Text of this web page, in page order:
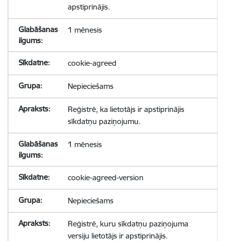
apstiprinājis.
1 mēnesis
cookie-agreed
Nepieciešams
Reģistrē, ka lietotājs ir apstiprinājis
sīkdatņu paziņojumu.
1 mēnesis
cookie-agreed-version
Nepieciešams
Reģistrē, kuru sīkdatņu paziņojuma
versiju lietotājs ir apstiprinājis.